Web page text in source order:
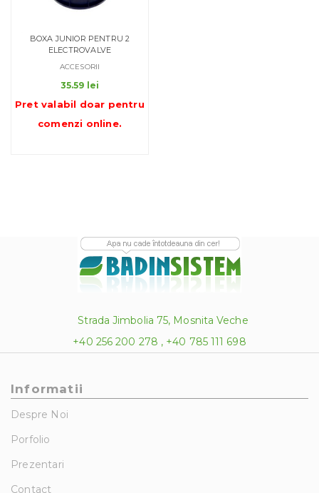
BOXA JUNIOR PENTRU 2
ELECTROVALVE
ACCESORII
35.59 lei
Pret valabil doar pentru
comenzi online.
Strada Jimbolia 75, Mosnita Veche
+40 256 200 278 , +40 785 111 698
Informatii
Despre Noi
Porfolio
Prezentari
Contact